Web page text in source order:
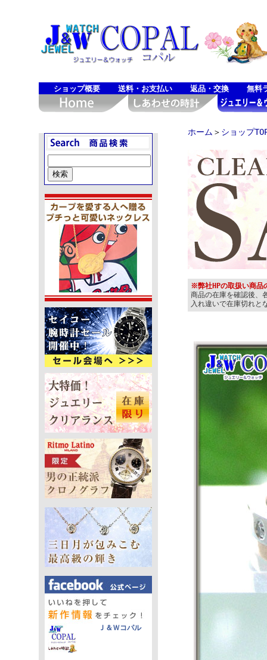
ショップ概要 送料・お支払い 返品・交換 無料
Ｊ＆Ｗコパル
ホーム ＞ ショップ
※弊社HPの取扱い商品
商品の在庫を確認後、
入れ違いで在庫切れと